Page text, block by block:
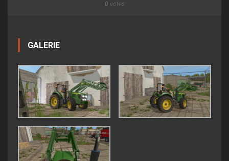
0 votes
GALERIE